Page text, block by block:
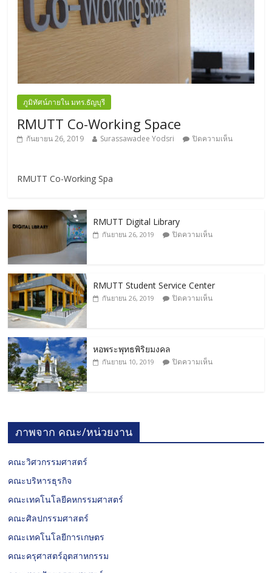
ภูมิทัศน์ภายใน มทร.ธัญบุรี
RMUTT Co-Working Space
กันยายน 26, 2019 Surassawadee Yodsri ปิดความเห็น
RMUTT Co-Working Spa
RMUTT Digital Library
กันยายน 26, 2019 ปิดความเห็น
RMUTT Student Service Center
กันยายน 26, 2019 ปิดความเห็น
หอพระพุทธพิริยมงคล
กันยายน 10, 2019 ปิดความเห็น
ภาพจาก คณะ/หน่วยงาน
คณะวิศวกรรมศาสตร์
คณะบริหารธุรกิจ
คณะเทคโนโลยีคหกรรมศาสตร์
คณะศิลปกรรมศาสตร์
คณะเทคโนโลยีการเกษตร
คณะครุศาสตร์อุตสาหกรรม